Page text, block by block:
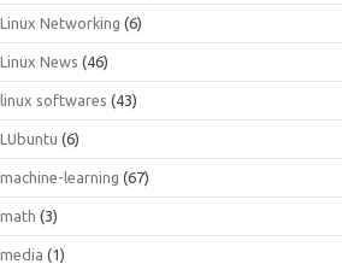
Linux Networking (6)
Linux News (46)
linux softwares (43)
LUbuntu (6)
machine-learning (67)
math (3)
media (1)